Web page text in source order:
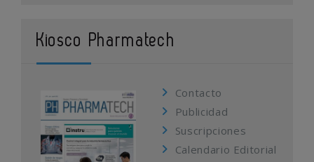
Kiosco Pharmatech
Contacto
Publicidad
Suscripciones
Calendario Editorial